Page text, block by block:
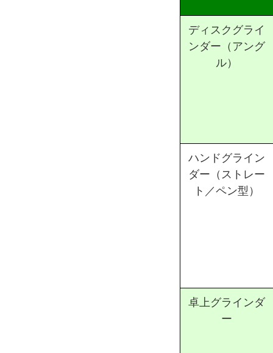
ディスクグライ
ンダー（アング
ル）
ハンドグライン
ダー（ストレー
ト／ペン型）
卓上グラインダ
ー